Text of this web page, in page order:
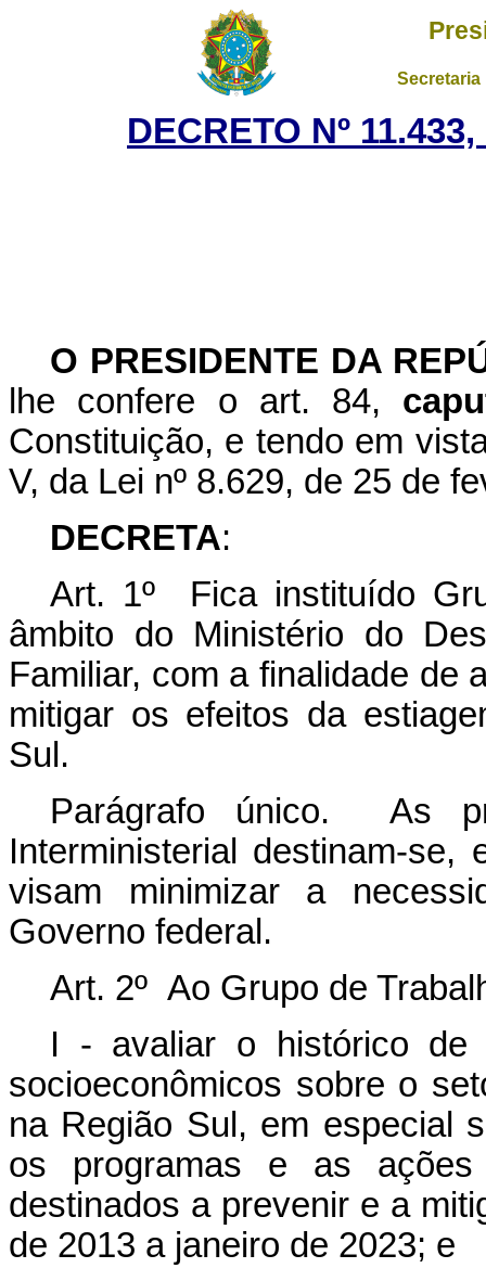
DECRETO Nº
O PRESIDENTE DA
lhe confere o art. 84,
Constituição, e tendo em
V, da Lei nº 8.629, de 25 de
DECRETA:
Art. 1º Fica instituído
âmbito do Ministério do
Familiar, com a finalidade de
mitigar os efeitos da
Sul.
Parágrafo único. As
Interministerial destinam-
visam minimizar a
Governo federal.
Art. 2º Ao Grupo de
I - avaliar o histórico de
socioeconômicos sobre o
na Região Sul, em especial
os programas e as ações
destinados a prevenir e a
de 2013 a janeiro de 2023; e